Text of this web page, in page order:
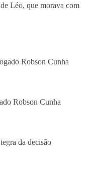
Léo, que morava com
Robson Cunha